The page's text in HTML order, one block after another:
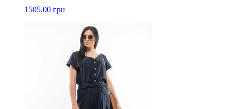
1505.00 грн